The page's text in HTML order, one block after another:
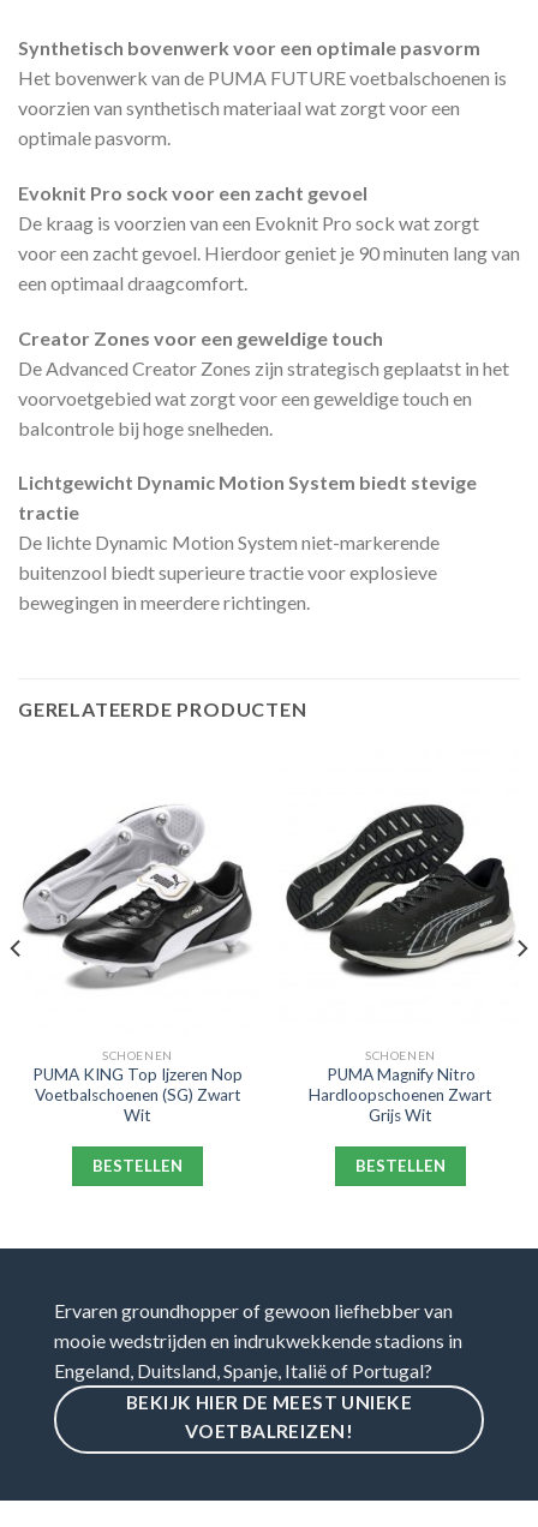
Synthetisch bovenwerk voor een optimale pasvorm
Het bovenwerk van de PUMA FUTURE voetbalschoenen is
voorzien van synthetisch materiaal wat zorgt voor een
optimale pasvorm.
Evoknit Pro sock voor een zacht gevoel
De kraag is voorzien van een Evoknit Pro sock wat zorgt
voor een zacht gevoel. Hierdoor geniet je 90 minuten lang van
een optimaal draagcomfort.
Creator Zones voor een geweldige touch
De Advanced Creator Zones zijn strategisch geplaatst in het
voorvoetgebied wat zorgt voor een geweldige touch en
balcontrole bij hoge snelheden.
Lichtgewicht Dynamic Motion System biedt stevige
tractie
De lichte Dynamic Motion System niet-markerende
buitenzool biedt superieure tractie voor explosieve
bewegingen in meerdere richtingen.
GERELATEERDE PRODUCTEN
SCHOENEN
PUMA KING Top Ijzeren Nop
Voetbalschoenen (SG) Zwart
Wit
BESTELLEN
SCHOENEN
PUMA Magnify Nitro
Hardloopschoenen Zwart
Grijs Wit
BESTELLEN
Ervaren groundhopper of gewoon liefhebber van
mooie wedstrijden en indrukwekkende stadions in
Engeland, Duitsland, Spanje, Italië of Portugal?
BEKIJK HIER DE MEEST UNIEKE
VOETBALREIZEN!